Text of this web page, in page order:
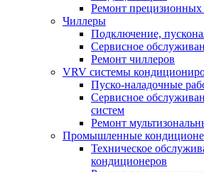
Ремонт прецизионных
Чиллеры
Подключение,
Сервисное
Ремонт чиллеров
VRV системы
Пуско-наладочные
Сервисное
систем
Ремонт
Промышленные
Техническое
кондиционеров